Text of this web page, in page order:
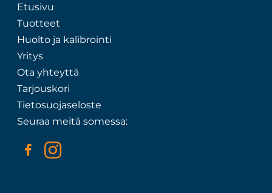
Etusivu
Tuotteet
Huolto ja kalibrointi
Yritys
Ota yhteyttä
Tarjouskori
Tietosuojaseloste
Seuraa meitä somessa: